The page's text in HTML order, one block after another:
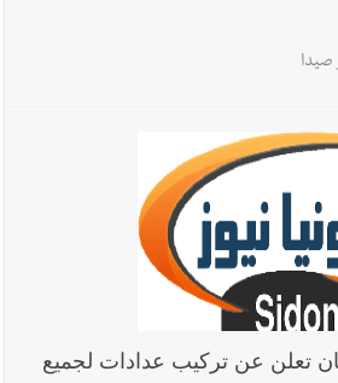
صيدا
تعلن عن تركيب عدادات لجميع